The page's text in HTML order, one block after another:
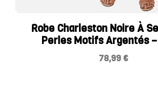
Robe Charleston Noire À
Perles Motifs Argentés
78,99 €